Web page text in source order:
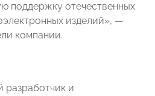
поддержку отечественных
изделий», —
компании.
и